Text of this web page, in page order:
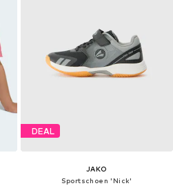
DEAL
JAKO
Sportschoen 'Nick'